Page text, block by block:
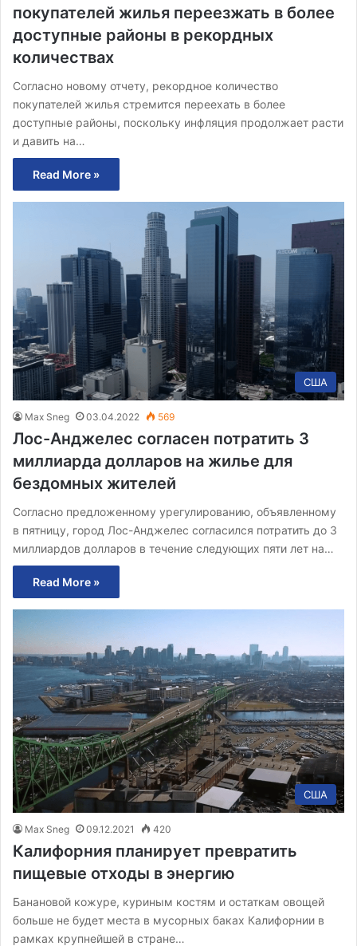
покупателей жилья переезжать в более
доступные районы в рекордных
количествах
Согласно новому отчету, рекордное количество
покупателей жилья стремится переехать в более
доступные районы, поскольку инфляция продолжает расти
и давить на…
Read More »
США
Max Sneg 03.04.2022 569
Лос-Анджелес согласен потратить 3
миллиарда долларов на жилье для
бездомных жителей
Согласно предложенному урегулированию, объявленному
в пятницу, город Лос-Анджелес согласился потратить до 3
миллиардов долларов в течение следующих пяти лет на…
Read More »
США
Max Sneg 09.12.2021 420
Калифорния планирует превратить
пищевые отходы в энергию
Банановой кожуре, куриным костям и остаткам овощей
больше не будет места в мусорных баках Калифорнии в
рамках крупнейшей в стране…